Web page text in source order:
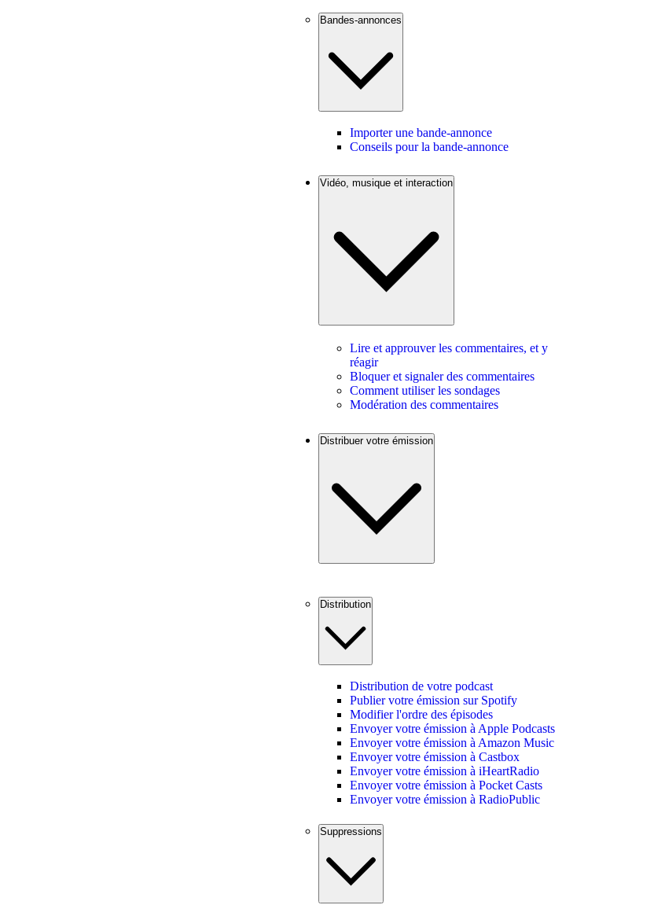
Bandes-annonces
Importer une bande-annonce
Conseils pour la bande-annonce
Vidéo, musique et interaction
Lire et approuver les commentaires, et y
réagir
Bloquer et signaler des commentaires
Comment utiliser les sondages
Modération des commentaires
Distribuer votre émission
Distribution
Distribution de votre podcast
Publier votre émission sur Spotify
Modifier l'ordre des épisodes
Envoyer votre émission à Apple Podcasts
Envoyer votre émission à Amazon Music
Envoyer votre émission à Castbox
Envoyer votre émission à iHeartRadio
Envoyer votre émission à Pocket Casts
Envoyer votre émission à RadioPublic
Suppressions